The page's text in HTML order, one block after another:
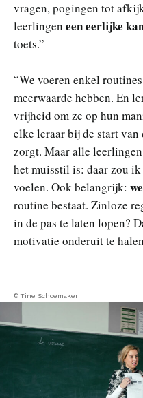
vragen, pogingen tot
leerlingen een eerlijke
toets.”
“We voeren enkel
meerwaarde hebben. En
vrijheid om ze op hun
elke leraar bij de start van
zorgt. Maar alle
het muisstil is: daar zou
voelen. Ook belangrijk:
routine bestaat. Zinloze
in de pas te laten lopen?
motivatie onderuit te
© Tine Schoemaker